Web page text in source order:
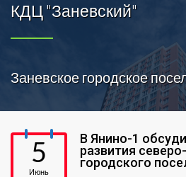
КДЦ "Заневский"
Заневское городское
5
Июнь
В Янино-1
развития
городского